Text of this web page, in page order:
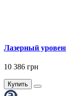
Лазерный
10 386 грн
Купить